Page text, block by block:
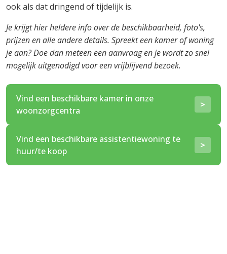
ook als dat dringend of tijdelijk is.
Je krijgt hier heldere info over de beschikbaarheid, foto's,
prijzen en alle andere details. Spreekt een kamer of woning
je aan? Doe dan meteen een aanvraag en je wordt zo snel
mogelijk uitgenodigd voor een vrijblijvend bezoek.
Vind een beschikbare kamer in onze
woonzorgcentra
Vind een beschikbare assistentiewoning te
huur/te koop